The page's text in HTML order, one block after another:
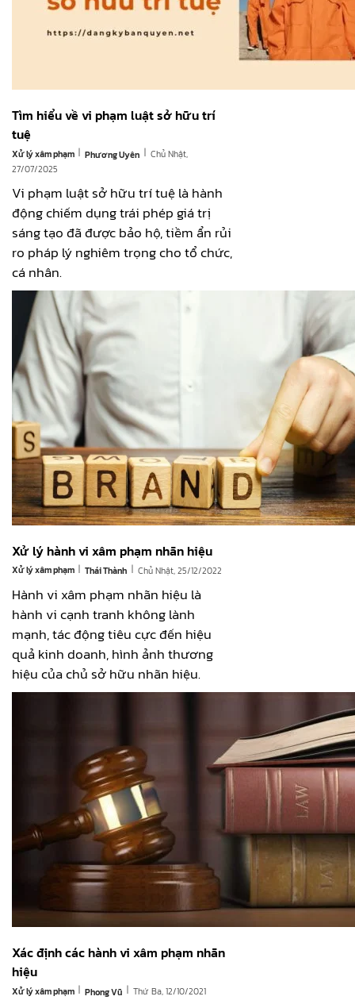
Tìm hiểu về vi phạm luật sở hữu trí
tuệ
Xử lý xâm phạm | Phương Uyên | Chủ Nhật,
27/07/2025
Vi phạm luật sở hữu trí tuệ là hành
động chiếm dụng trái phép giá trị
sáng tạo đã được bảo hộ, tiềm ẩn rủi
ro pháp lý nghiêm trọng cho tổ chức,
cá nhân.
Xử lý hành vi xâm phạm nhãn hiệu
Xử lý xâm phạm | Thái Thành | Chủ Nhật, 25/12/2022
Hành vi xâm phạm nhãn hiệu là
hành vi cạnh tranh không lành
mạnh, tác động tiêu cực đến hiệu
quả kinh doanh, hình ảnh thương
hiệu của chủ sở hữu nhãn hiệu.
Xác định các hành vi xâm phạm nhãn
hiệu
Xử lý xâm phạm | Phong Vũ | Thứ Ba, 12/10/2021